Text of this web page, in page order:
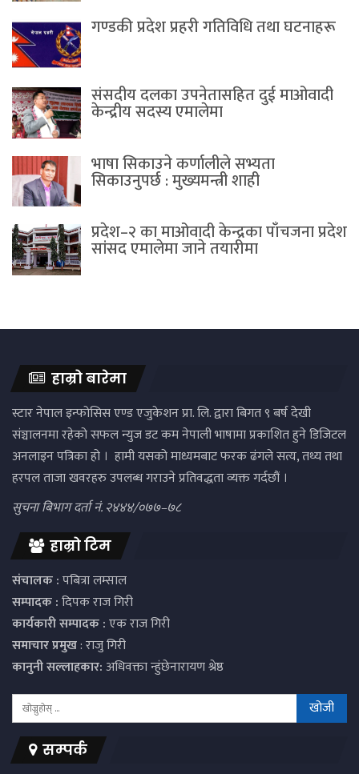
गण्डकी प्रदेश प्रहरी गतिविधि तथा घटनाहरू
संसदीय दलका उपनेतासहित दुई माओवादी
केन्द्रीय सदस्य एमालेमा
भाषा सिकाउने कर्णालीले सभ्यता
सिकाउनुपर्छ : मुख्यमन्त्री शाही
प्रदेश–२ का माओवादी केन्द्रका पाँचजना प्रदेश
सांसद एमालेमा जाने तयारीमा
हाम्रो बारेमा
स्टार नेपाल इन्फोसिस एण्ड एजुकेशन प्रा. लि. द्वारा बिगत ९ बर्ष देखी
संञ्चालनमा रहेको सफल न्युज डट कम नेपाली भाषामा प्रकाशित हुने डिजिटल
अनलाइन पत्रिका हो । हामी यसको माध्यमबाट फरक ढंगले सत्य, तथ्य तथा
हरपल ताजा खवरहरु उपलब्ध गराउने प्रतिवद्धता व्यक्त गर्दछौं ।
सुचना बिभाग दर्ता नं. २४४४/०७७–७८
हाम्रो टिम
संचालक :पबित्रा लम्साल
सम्पादक :दिपक राज गिरी
कार्यकारी सम्पादक :एक राज गिरी
समाचार प्रमुख: राजु गिरी
कानुनी सल्लाहकार:अधिवक्ता न्हुंछेनारायण श्रेष्ठ
सम्पर्क